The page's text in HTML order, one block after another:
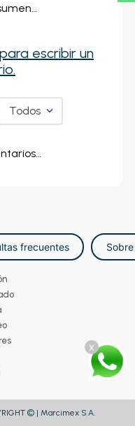
x
escribir un
Todos
frecuentes
© | Marcimex S.A.